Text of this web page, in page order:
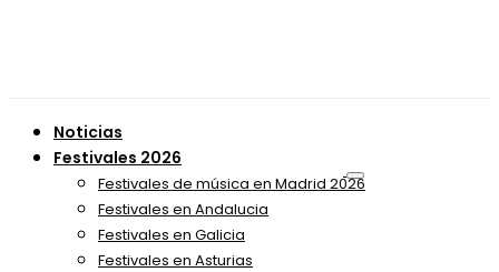
Noticias
Festivales 2026
Festivales de música en Madrid 2026
Festivales en Andalucia
Festivales en Galicia
Festivales en Asturias